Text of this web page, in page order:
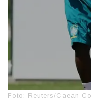
Foto: Reuters/Caean